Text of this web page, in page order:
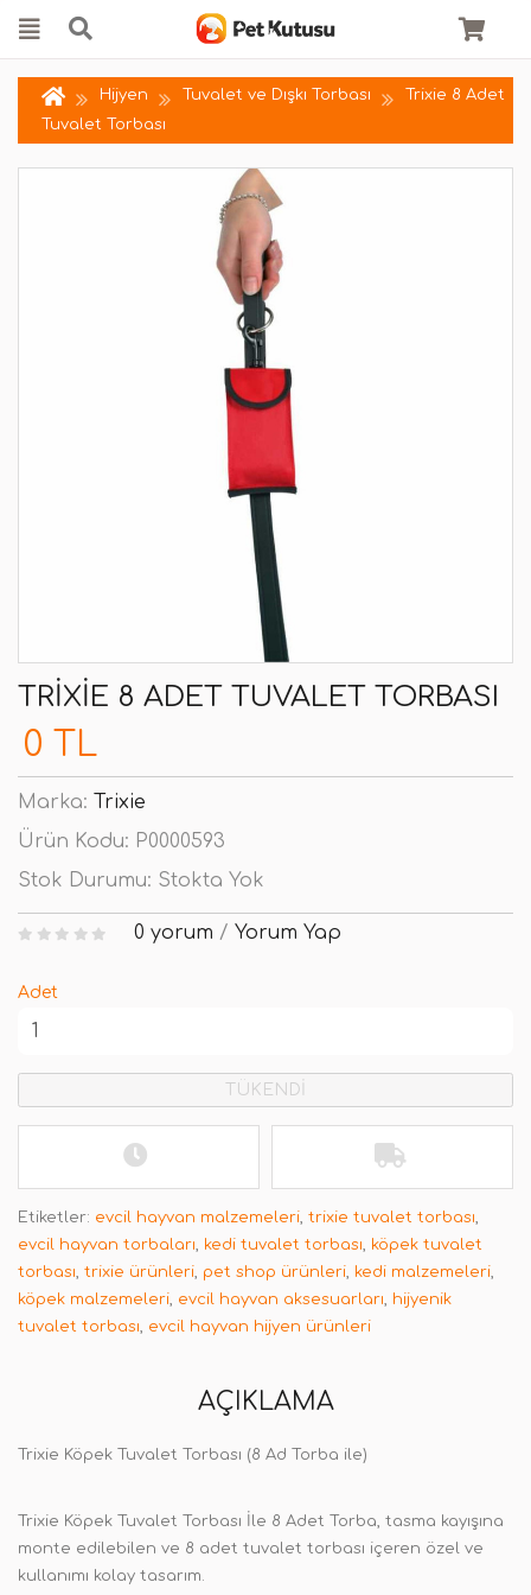
Hijyen Tuvalet ve Dışkı Torbası
Trixie 8 Adet
Tuvalet Torbası
TRIXIE 8 ADET TUVALET TORBASI
0 TL
Marka: Trixie
Ürün Kodu: P0000593
Stok Durumu: Stokta Yok
0 yorum / Yorum Yap
Adet
TÜKENDİ
Etiketler: evcil hayvan malzemeleri, trixie tuvalet torbası,
evcil hayvan torbaları, kedi tuvalet torbası, köpek tuvalet
torbası, trixie ürünleri, pet shop ürünleri, kedi malzemeleri,
köpek malzemeleri, evcil hayvan aksesuarları, hijyenik
tuvalet torbası, evcil hayvan hijyen ürünleri
AÇIKLAMA
Trixie Köpek Tuvalet Torbası (8 Ad Torba ile)
Trixie Köpek Tuvalet Torbası İle 8 Adet Torba, tasma kayışına
monte edilebilen ve 8 adet tuvalet torbası içeren özel ve
kullanımı kolay tasarım.